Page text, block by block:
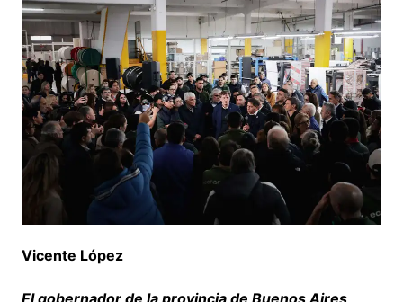
Vicente López
El gobernador de la provincia de Buenos Aires,